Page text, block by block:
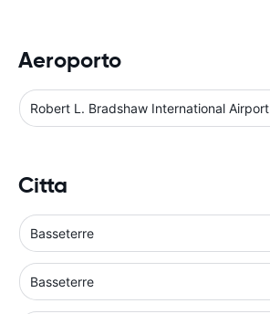
Aeroporto
Robert L. Bradshaw International Airport
Citta
Basseterre
Basseterre